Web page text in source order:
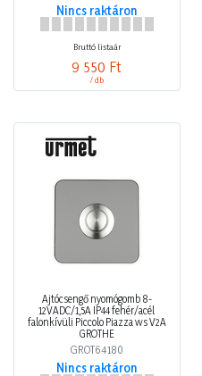
Nincs raktáron
Bruttó listaár
9 550 Ft
/ db
Ajtócsengő nyomógomb 8-
12VADC/1,5A IP44 fehér/acél
falonkívüli Piccolo Piazza ws V2A
GROTHE
GROT64180
Nincs raktáron